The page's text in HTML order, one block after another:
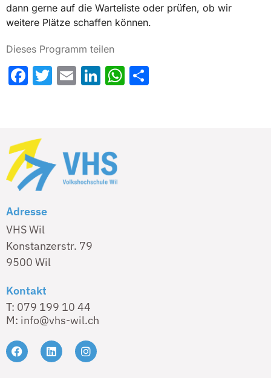
dann gerne auf die Warteliste oder prüfen, ob wir
weitere Plätze schaffen können.
Dieses Programm teilen
Facebook
Twitter
EmailLinkedIn
WhatsApp
Adresse
VHS Wil
Konstanzerstr. 79
9500 Wil
Kontakt
T: 079 199 10 44
M: info@vhs-wil.ch